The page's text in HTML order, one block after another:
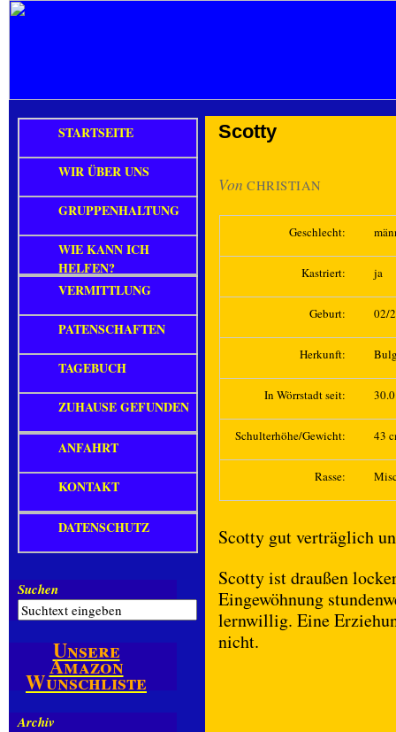
Scotty
Von CHRISTIAN
Geschlecht:
Kastriert: ja
Geburt: 02/
Herkunft:
In Wörrstadt seit:
Schulterhöhe/Gewicht: 43
Rasse:
Scotty gut verträglich
Scotty ist draußen
Eingewöhnung
lernwillig. Eine
nicht.
STARTSEITE
WIR ÜBER UNS
GRUPPENHALTUNG
WIE KANN ICH
HELFEN?
VERMITTLUNG
PATENSCHAFTEN
TAGEBUCH
ZUHAUSE GEFUNDEN
ANFAHRT
KONTAKT
DATENSCHUTZ
Suchen
Unsere
Amazon
Wunschliste
Archiv